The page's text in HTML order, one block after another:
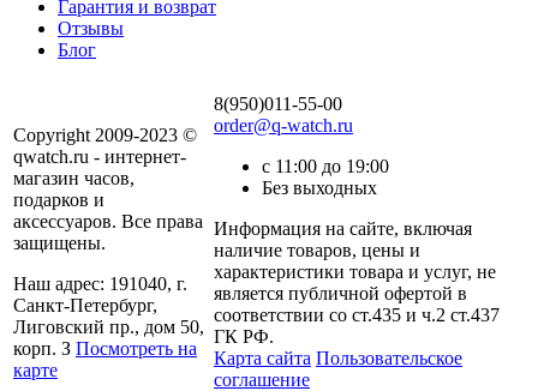
Гарантия и возврат
Отзывы
Блог
Copyright 2009-2023 ©
qwatch.ru - интернет-
магазин часов,
подарков и
аксессуаров. Все права
защищены.
Наш адрес: 191040, г.
Санкт-Петербург,
Лиговский пр., дом 50,
корп. З Посмотреть на
карте
8(950)011-55-00
order@q-watch.ru
с 11:00 до 19:00
Без выходных
Информация на сайте, включая
наличие товаров, цены и
характеристики товара и услуг, не
является публичной офертой в
соответствии со ст.435 и ч.2 ст.437
ГК РФ.
Карта сайта Пользовательское
соглашение